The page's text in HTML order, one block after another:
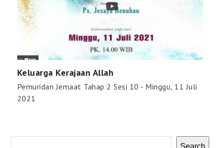
Keluarga Kerajaan Allah
Pemuridan Jemaat Tahap 2 Sesi 10 - Minggu, 11 Juli
2021
Search